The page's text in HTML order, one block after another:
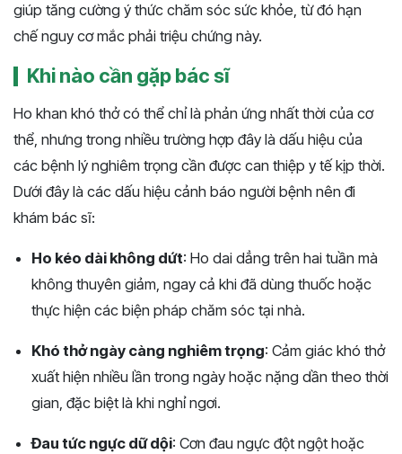
giúp tăng cường ý thức chăm sóc sức khỏe, từ đó hạn
chế nguy cơ mắc phải triệu chứng này.
Khi nào cần gặp bác sĩ
Ho khan khó thở có thể chỉ là phản ứng nhất thời của cơ
thể, nhưng trong nhiều trường hợp đây là dấu hiệu của
các bệnh lý nghiêm trọng cần được can thiệp y tế kịp thời.
Dưới đây là các dấu hiệu cảnh báo người bệnh nên đi
khám bác sĩ:
Ho kéo dài không dứt: Ho dai dẳng trên hai tuần mà
không thuyên giảm, ngay cả khi đã dùng thuốc hoặc
thực hiện các biện pháp chăm sóc tại nhà.
Khó thở ngày càng nghiêm trọng: Cảm giác khó thở
xuất hiện nhiều lần trong ngày hoặc nặng dần theo thời
gian, đặc biệt là khi nghỉ ngơi.
Đau tức ngực dữ dội: Cơn đau ngực đột ngột hoặc